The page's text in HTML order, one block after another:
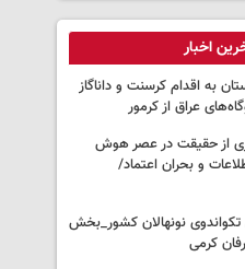
اخبار
به اقدام کرسنت و داناگاز
عراق از کرمور
از حقیقت در عصر هوش
و بحران اعتماد/
تکواندوی نونهالان کشور_بخش
کرمی